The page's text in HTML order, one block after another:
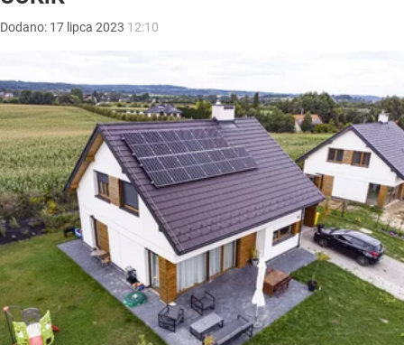
Dodano: 17 lipca 2023 12:10